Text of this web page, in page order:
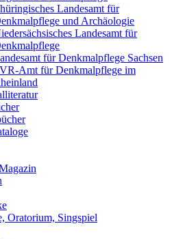
Landesamt für
und Archäologie
Landesamt für
für Denkmalpflege Sachsen
Amt für Denkmalpflege im
Oratorium, Singspiel